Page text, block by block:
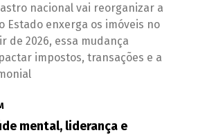
nacional vai reorganizar a
Estado enxerga os imóveis no
de 2026, essa mudança
impostos, transações e a
mental, liderança e